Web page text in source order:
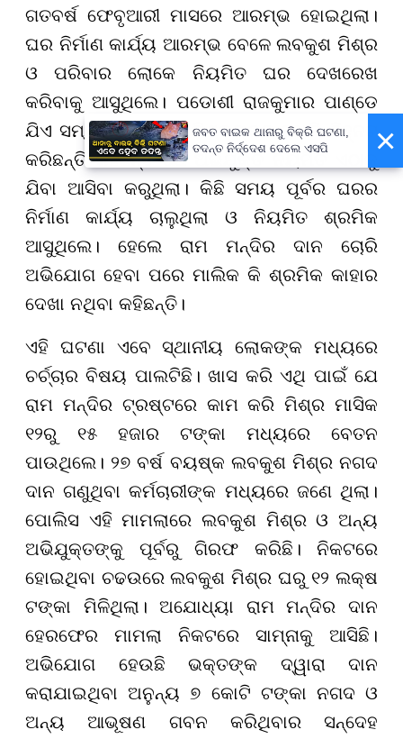
ଗତବର୍ଷ ଫେବୃଆରୀ ମାସରେ ଆରମ୍ଭ ହୋଇଥିଲା।
ଘର ନିର୍ମାଣ କାର୍ଯ୍ୟ ଆରମ୍ଭ ବେଳେ ଲବକୁଶ ମିଶ୍ର
ଓ ପରିବାର ଲୋକେ ନିୟମିତ ଘର ଦେଖରେଖ
କରିବାକୁ ଆସୁଥିଲେ। ପଡୋଶୀ ରାଜକୁମାର ପାଣ୍ଡେ
ଯିଏ ସମ୍ପତ୍ତି ଲବକୁଶ ମିଶ୍ରଙ୍କର ବୋଲି ଚିହ୍ନଟ
କରିଛନ୍ତି କହିଛନ୍ତି ଯେ ଅଭିଯୁକ୍ତ ନିୟମିତ ଏଠାକୁ
ଯିବା ଆସିବା କରୁଥିଲା। କିଛି ସମୟ ପୂର୍ବର ଘରର
ନିର୍ମାଣ କାର୍ଯ୍ୟ ଚାଲୁଥିଲା ଓ ନିୟମିତ ଶ୍ରମିକ
ଆସୁଥିଲେ। ହେଲେ ରାମ ମନ୍ଦିର ଦାନ ଚୋରି
ଅଭିଯୋଗ ହେବା ପରେ ମାଲିକ କି ଶ୍ରମିକ କାହାର
ଦେଖା ନଥିବା କହିଛନ୍ତି।
ଏହି ଘଟଣା ଏବେ ସ୍ଥାନୀୟ ଲୋକଙ୍କ ମଧ୍ୟରେ
ଚର୍ଚ୍ଚାର ବିଷୟ ପାଲଟିଛି। ଖାସ କରି ଏଥି ପାଇଁ ଯେ
ରାମ ମନ୍ଦିର ଟ୍ରଷ୍ଟରେ କାମ କରି ମିଶ୍ର ମାସିକ
୧୨ରୁ ୧୫ ହଜାର ଟଙ୍କା ମଧ୍ୟରେ ବେତନ
ପାଉଥିଲେ। ୨୭ ବର୍ଷ ବୟଷ୍କ ଲବକୁଶ ମିଶ୍ର ନଗଦ
ଦାନ ଗଣୁଥିବା କର୍ମଚାରୀଙ୍କ ମଧ୍ୟରେ ଜଣେ ଥିଲା।
ପୋଲିସ ଏହି ମାମଲାରେ ଲବକୁଶ ମିଶ୍ର ଓ ଅନ୍ୟ
ଅଭିଯୁକ୍ତଙ୍କୁ ପୂର୍ବରୁ ଗିରଫ କରିଛି। ନିକଟରେ
ହୋଇଥିବା ଚଢଉରେ ଲବକୁଶ ମିଶ୍ର ଘରୁ ୧୨ ଲକ୍ଷ
ଟଙ୍କା ମିଳିଥିଲା। ଅଯୋଧ୍ୟା ରାମ ମନ୍ଦିର ଦାନ
ହେରଫେର ମାମଲା ନିକଟରେ ସାମ୍ନାକୁ ଆସିଛି।
ଅଭିଯୋଗ ହେଉଛି ଭକ୍ତଙ୍କ ଦ୍ୱାରା ଦାନ
କରାଯାଇଥିବା ଅନୁନ୍ୟ ୭ କୋଟି ଟଙ୍କା ନଗଦ ଓ
ଅନ୍ୟ ଆଭୂଷଣ ଗବନ କରିଥିବାର ସନ୍ଦେହ
×
ଜବତ ବାଇକ ଥାନାରୁ ବିକ୍ରି ଘଟଣା,
ତଦନ୍ତ ନିର୍ଦ୍ଦେଶ ଦେଲେ ଏସପି